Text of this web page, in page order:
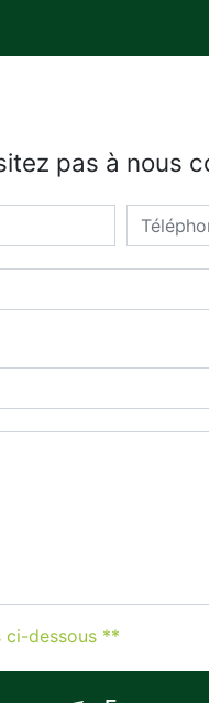
pas à nous
ci-dessous **